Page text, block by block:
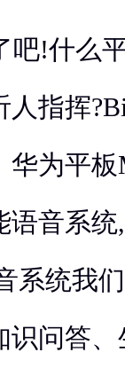
吧!什么
指挥
华为平
语音系
系统我
识问答